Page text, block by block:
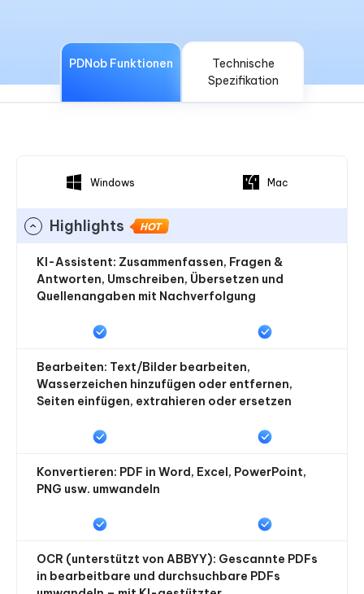
PDNob Funktionen
Technische
Spezifikation
Windows Mac
Highlights HOT
KI-Assistent: Zusammenfassen, Fragen &
Antworten, Umschreiben, Übersetzen und
Quellenangaben mit Nachverfolgung
Bearbeiten: Text/Bilder bearbeiten,
Wasserzeichen hinzufügen oder entfernen,
Seiten einfügen, extrahieren oder ersetzen
Konvertieren: PDF in Word, Excel, PowerPoint,
PNG usw. umwandeln
OCR (unterstützt von ABBYY): Gescannte PDFs
in bearbeitbare und durchsuchbare PDFs